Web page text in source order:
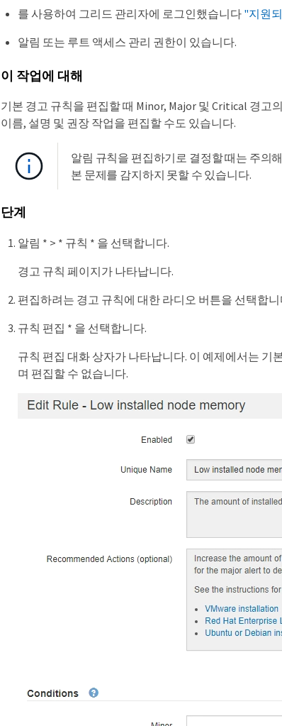
를 사용하여 그리드 관리자에 로그인했습니다 "지원
알림 또는 루트 액세스 관리 권한이 있습니다.
이 작업에 대해
기본 경고 규칙을 편집할 때 Minor, Major 및 Critical 경고
이름, 설명 및 권장 작업을 편집할 수도 있습니다.
알림 규칙을 편집하기로 결정할 때는 주의
본 문제를 감지하지 못할 수 있습니다.
단계
알림 * > * 규칙 * 을 선택합니다.
경고 규칙 페이지가 나타납니다.
편집하려는 경고 규칙에 대한 라디오 버튼을 선택합니
규칙 편집 * 을 선택합니다.
규칙 편집 대화 상자가 나타납니다. 이 예제에서는 기
며 편집할 수 없습니다.